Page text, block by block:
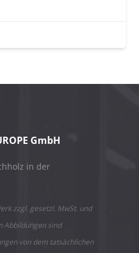
GmbH
in der
zzgl. gesetzl. MwSt. und
Abbildungen sind
von dem tatsächlichen